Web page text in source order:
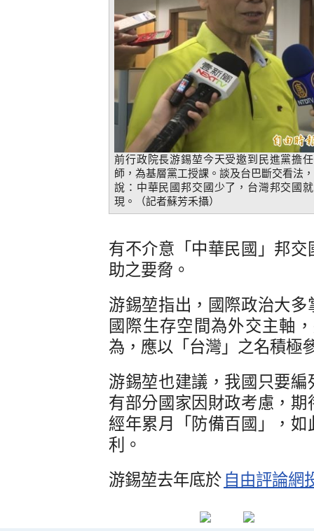
前行政院長游錫堃今天受邀到民進黨擔
師，為基層黨工授課。談及台巴斷交看法
說：中華民國邦交國少了，台灣邦交國
現。（記者蘇芳禾攝）
有不介意「中華民國」邦
助之要脅。
游錫堃指出，國際政治大
國際生存空間為外交主軸
為，應以「台灣」之名積極
游錫堃也建議，我國只要
有部分國家因財政考慮，
經年累月「防備百國」，
利。
游錫堃去年底於 自由評論網